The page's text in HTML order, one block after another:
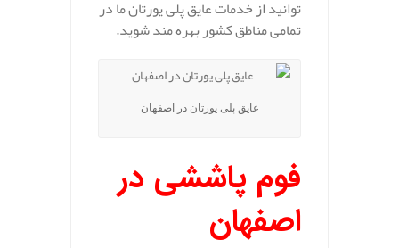
توانید از خدمات عایق پلی یورتان ما در
تمامی مناطق کشور بهره مند شوید.
عایق پلی یورتان در اصفهان
فوم پاششی در
اصفهان